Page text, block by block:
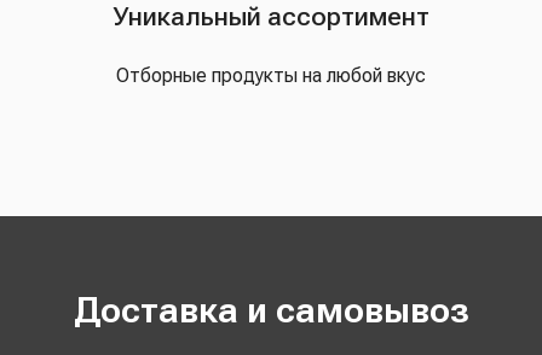
Уникальный ассортимент
Отборные продукты на любой вкус
Доставка и самовывоз